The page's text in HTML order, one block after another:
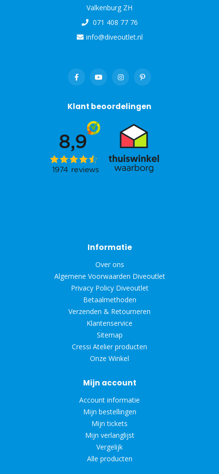
Valkenburg ZH
071 408 77 76
info@diveoutlet.nl
Klant beoordelingen
Informatie
Over ons
Algemene Voorwaarden Diveoutlet
Privacy Policy Diveoutlet
Betaalmethoden
Verzenden & Retourneren
Klantenservice
Sitemap
Cressi Atelier producten
Onze Winkel
Mijn account
Account informatie
Mijn bestellingen
Mijn tickets
Mijn verlanglijst
Vergelijk
Alle producten